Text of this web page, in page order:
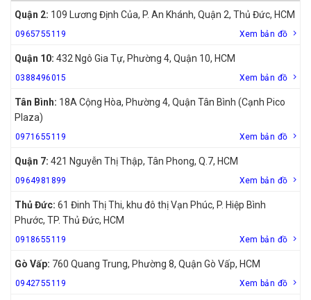
Quận 2: 109 Lương Định Của, P. An Khánh, Quận 2, Thủ Đức, HCM
0965755119 Xem bản đồ
Quận 10: 432 Ngô Gia Tự, Phường 4, Quận 10, HCM
0388496015 Xem bản đồ
Tân Bình: 18A Cộng Hòa, Phường 4, Quận Tân Bình (Cạnh Pico
Plaza)
0971655119 Xem bản đồ
Quận 7: 421 Nguyễn Thị Thập, Tân Phong, Q.7, HCM
0964981899 Xem bản đồ
Thủ Đức: 61 Đinh Thị Thi, khu đô thị Vạn Phúc, P. Hiệp Bình
Phước, TP. Thủ Đức, HCM
0918655119 Xem bản đồ
Gò Vấp: 760 Quang Trung, Phường 8, Quận Gò Vấp, HCM
0942755119 Xem bản đồ